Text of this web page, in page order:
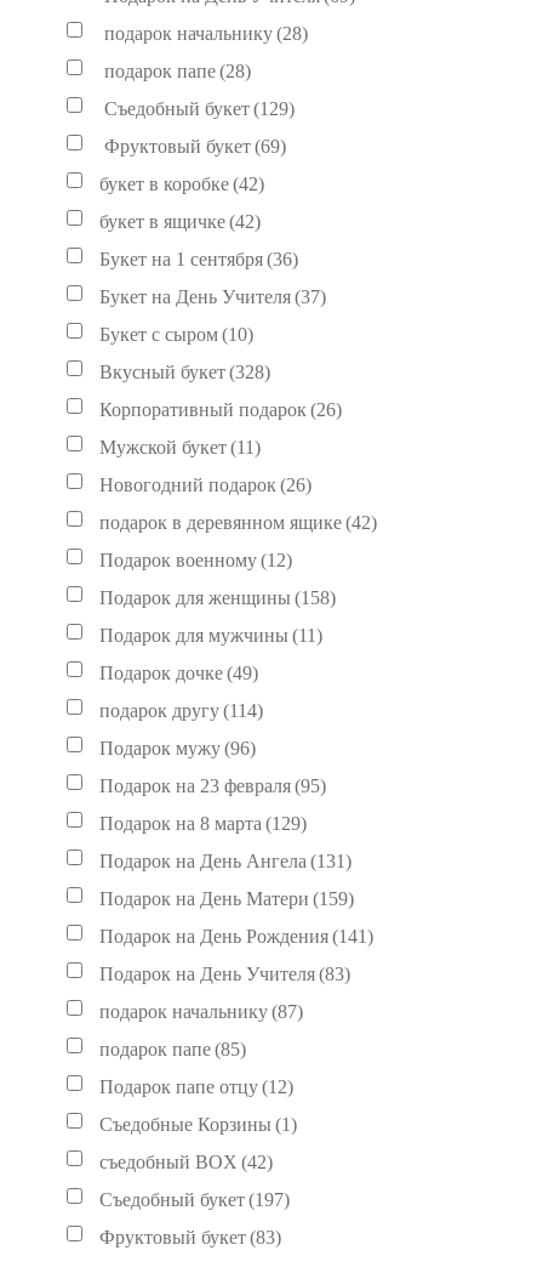
подарок начальнику(28)
подарок папе(28)
Съедобный букет(129)
Фруктовый букет(69)
букет в коробке(42)
букет в ящичке(42)
Букет на 1 сентября(36)
Букет на День Учителя(37)
Букет с сыром(10)
Вкусный букет(328)
Корпоративный подарок (26)
Мужской букет(11)
Новогодний подарок (26)
подарок в деревянном ящике(42)
Подарок военному(12)
Подарок для женщины (158)
Подарок для мужчины (11)
Подарок дочке(49)
подарок другу(114)
Подарок мужу(96)
Подарок на 23 февраля(95)
Подарок на 8 марта (129)
Подарок на День Ангела (131)
Подарок на День Матери (159)
Подарок на День Рождения(141)
Подарок на День Учителя(83)
подарок начальнику(87)
подарок папе(85)
Подарок папе отцу(12)
Съедобные Корзины (1)
съедобный BOX (42)
Съедобный букет(197)
Фруктовый букет(83)